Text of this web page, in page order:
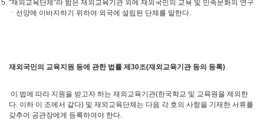
"재외교육단체"라 함은 재외교육기관 외에 재외국민의 교육 및 민족문화의 연구
ㆍ선양에 이바지하기 위하여 외국에 설립된 단체를 말한다.
재외국민의 교육지원 등에 관한 법률 제 30조(재외교육기관 등의 등록)
이 법에 따라 지원을 받고자 하는 재외교육기관(한국학교 및 교육원을 제외한
다. 이하 이 조에서 같다) 및 재외교육단체는 다음 각 호의 사항을 기재한 서류를
갖추어 공관장에게 등록하여야 한다.